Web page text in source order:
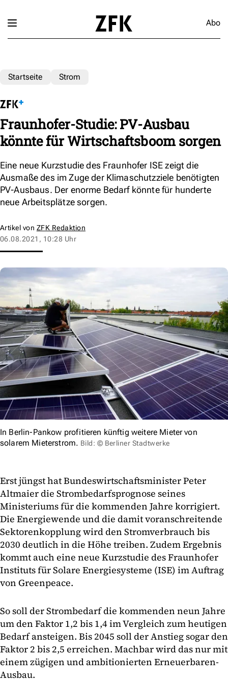
Abo
Startseite Strom
Fraunhofer-Studie: PV-Ausbau
könnte für Wirtschaftsboom sorgen
Eine neue Kurzstudie des Fraunhofer ISE zeigt die
Ausmaße des im Zuge der Klimaschutzziele benötigten
PV-Ausbaus. Der enorme Bedarf könnte für hunderte
neue Arbeitsplätze sorgen.
Artikel von ZFK Redaktion
06.08.2021, 10:28 Uhr
In Berlin-Pankow profitieren künftig weitere Mieter von
solarem Mieterstrom. Bild: © Berliner Stadtwerke
Erst jüngst hat Bundeswirtschaftsminister Peter
Altmaier die Strombedarfsprognose seines
Ministeriums für die kommenden Jahre korrigiert.
Die Energiewende und die damit voranschreitende
Sektorenkopplung wird den Stromverbrauch bis
2030 deutlich in die Höhe treiben. Zudem Ergebnis
kommt auch eine neue Kurzstudie des Fraunhofer
Instituts für Solare Energiesysteme (ISE) im Auftrag
von Greenpeace.
So soll der Strombedarf die kommenden neun Jahre
um den Faktor 1,2 bis 1,4 im Vergleich zum heutigen
Bedarf ansteigen. Bis 2045 soll der Anstieg sogar den
Faktor 2 bis 2,5 erreichen. Machbar wird das nur mit
einem zügigen und ambitionierten Erneuerbaren-
Ausbau.